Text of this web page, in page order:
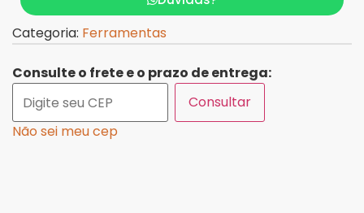
Categoria: Ferramentas
Consulte o frete e o prazo de entrega:
Consultar
Não sei meu cep